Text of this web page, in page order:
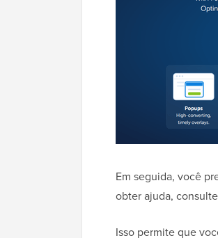
Em seguida, você
obter ajuda,
Isso permite que